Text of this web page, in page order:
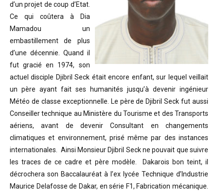
d’un projet de coup d’Etat.
Ce qui coûtera à Dia
Mamadou un
embastillement de plus
d’une décennie. Quand il
fut gracié en 1974, son
actuel disciple Djibril Seck était encore enfant, sur lequel veillait
un père ayant fait ses humanités jusqu’à devenir ingénieur
Météo de classe exceptionnelle. Le père de Djibril Seck fut aussi
Conseiller technique au Ministère du Tourisme et des Transports
aériens, avant de devenir Consultant en changements
climatiques et environnement, prisé même par des instances
internationales. Ainsi Monsieur Djibril Seck ne pouvait que suivre
les traces de ce cadre et père modèle. Dakarois bon teint, il
décrochera son Baccalauréat à l’ex lycée Technique d’Industrie
Maurice Delafosse de Dakar, en série F1, Fabrication mécanique.